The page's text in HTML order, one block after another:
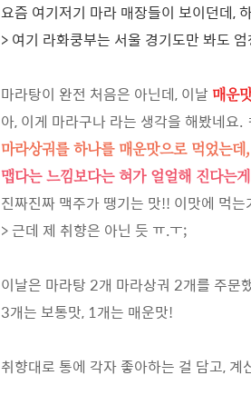
요즘 여기저기 마라 매장들이 보이던데,
> 여기 라화쿵부는 서울 경기도만 봐도
마라탕이 완전 처음은 아닌데, 이날 매운
아, 이게 마라구나 라는 생각을 해봤네요.
마라상궈를 하나를 매운맛으로 먹었는
맵다는 느낌보다는 혀가 얼얼해 진다는
진짜진짜 맥주가 땡기는 맛!! 이맛에 먹는
> 근데 제 취향은 아닌 듯 ㅠ.ㅜ;
이날은 마라탕 2개 마라상궈 2개를 주문
3개는 보통맛, 1개는 매운맛!
취향대로 통에 각자 좋아하는 걸 담고,